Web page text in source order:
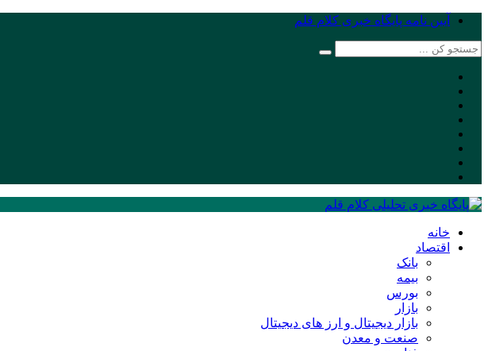
آیین نامه پایگاه خبری کلام قلم
خانه
اقتصاد
بانک
بیمه
بورس
بازار
بازار دیجیتال و ارز های دیجیتال
صنعت و معدن